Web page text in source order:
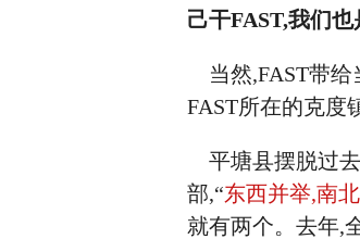
己干FAST,我们
当然,FAST带给
FAST所在的克度
平塘县摆脱过去
部,“东西并举,南北
就有两个。去年,